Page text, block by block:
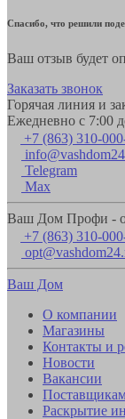
Спасибо, что решили
Ваш отзыв будет
Заказать звонок
Горячая линия и
Ежедневно с 7:00
+7 (863) 310-
Telegram
Max
Ваш Дом Профи -
+7 (863) 310-
Ваш Дом
О компании
Магазины
Контакты и
Новости
Вакансии
Раскрытие